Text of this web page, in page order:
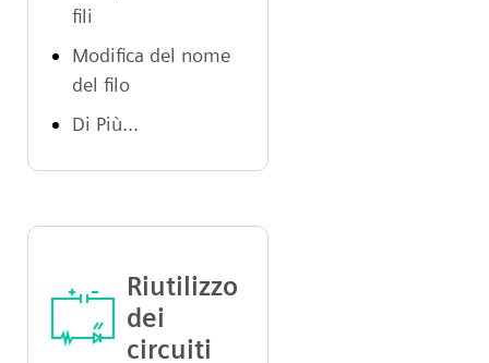
fili
Modifica del nome
del filo
Di Più...
Riutilizzo
dei
circuiti